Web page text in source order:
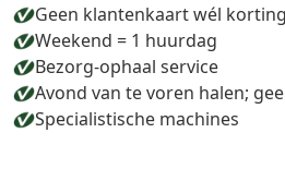
Geen klantenkaart wél korting
Weekend = 1 huurdag
Bezorg-ophaal service
Avond van te voren halen;
Specialistische machines